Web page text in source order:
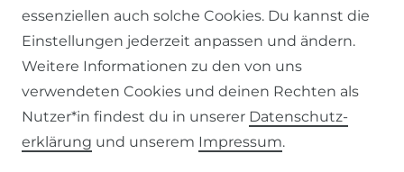
VERTRAG WIDERRUFEN Kontakt
essenziellen auch solche Cookies. Du kannst die
Einstellungen jederzeit anpassen und ändern.
Weitere Informationen zu den von uns
verwendeten Cookies und deinen Rechten als
Nutzer*in findest du in unserer Daten­schutz­
erklärung und unserem Impressum.